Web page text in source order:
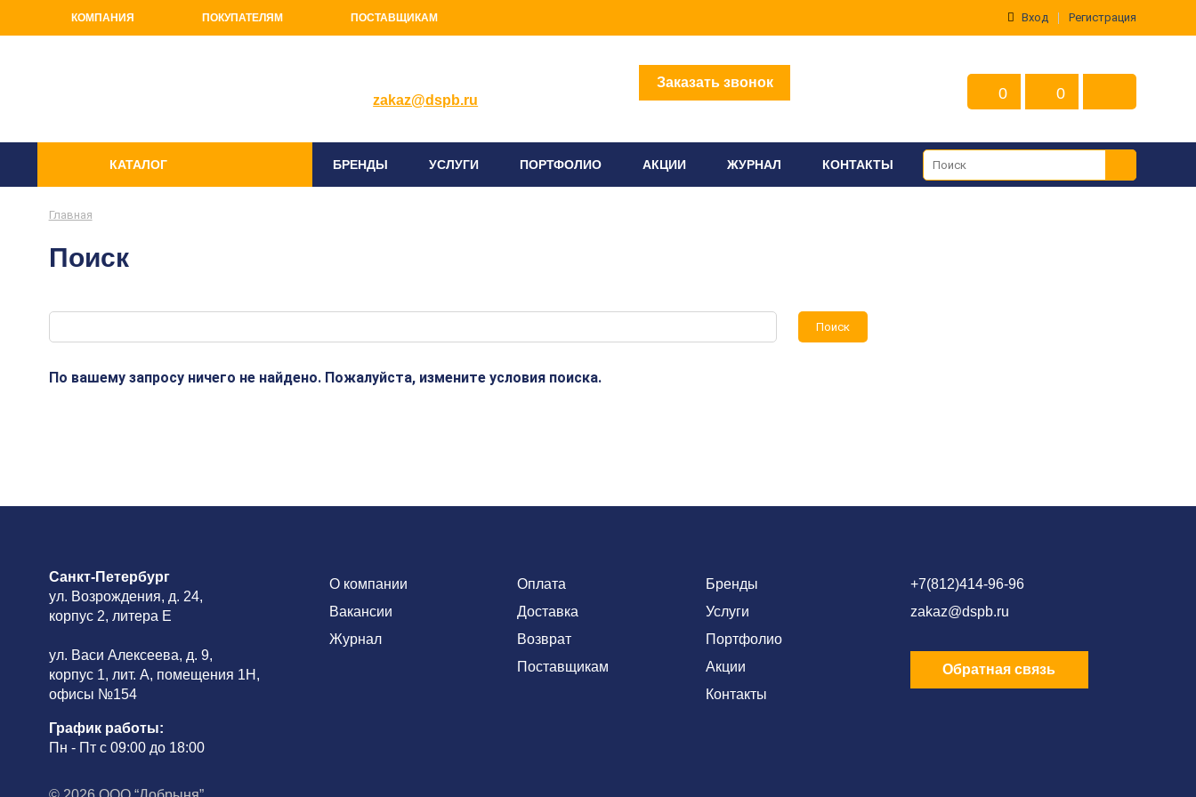
КОМПАНИЯ ПОКУПАТЕЛЯМ ПОСТАВЩИКАМ Вход Регистрация
zakaz@dspb.ru
Заказать звонок
0 0
КАТАЛОГ БРЕНДЫ УСЛУГИ ПОРТФОЛИО АКЦИИ ЖУРНАЛ КОНТАКТЫ
Главная
Поиск
По вашему запросу ничего не найдено. Пожалуйста, измените условия поиска.
Санкт-Петербург
ул. Возрождения, д. 24,
корпус 2, литера Е
ул. Васи Алексеева, д. 9,
корпус 1, лит. А, помещения 1H,
офисы №154
График работы:
Пн - Пт с 09:00 до 18:00
О компании
Вакансии
Журнал
Оплата
Доставка
Возврат
Поставщикам
Бренды
Услуги
Портфолио
Акции
Контакты
+7(812)414-96-96
zakaz@dspb.ru
Обратная связь